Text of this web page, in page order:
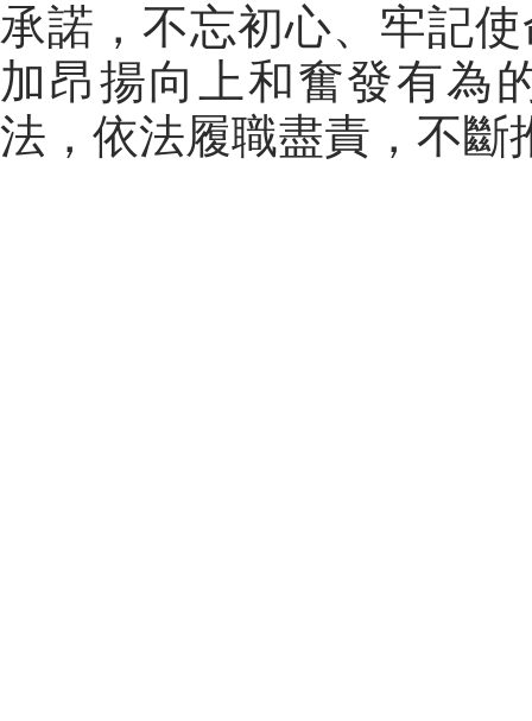
承諾，不忘初心、牢記
加昂揚向上和奮發有為
法，依法履職盡責，不斷